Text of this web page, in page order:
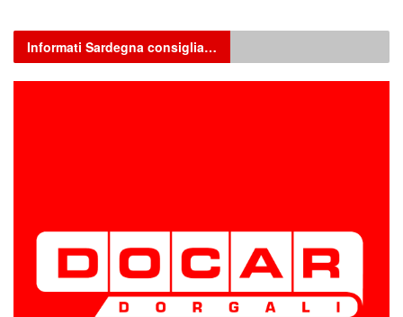
Informati Sardegna consiglia…